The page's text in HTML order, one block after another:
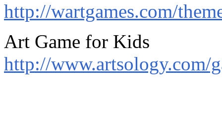
http://wartgames.com/
Art Game for Kids
http://www.artsology.com/